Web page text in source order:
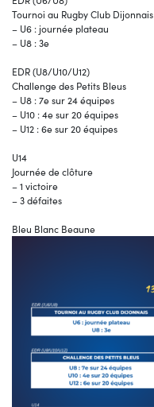
Tournoi au Rugby Club Dijonnais
– U6 : journée plateau
– U8 : 3e
EDR (U8/U10/U12)
Challenge des Petits Bleus
– U8 : 7e sur 24 équipes
– U10 : 4e sur 20 équipes
– U12 : 6e sur 20 équipes
U14
Journée de clôture
– 1 victoire
– 3 défaites
Bleu Blanc Beaune